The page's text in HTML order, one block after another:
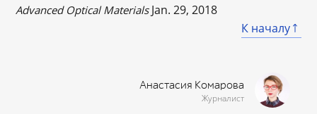
Advanced Optical MaterialsJan. 29, 2018
К началу
Анастасия Комарова
Журналист